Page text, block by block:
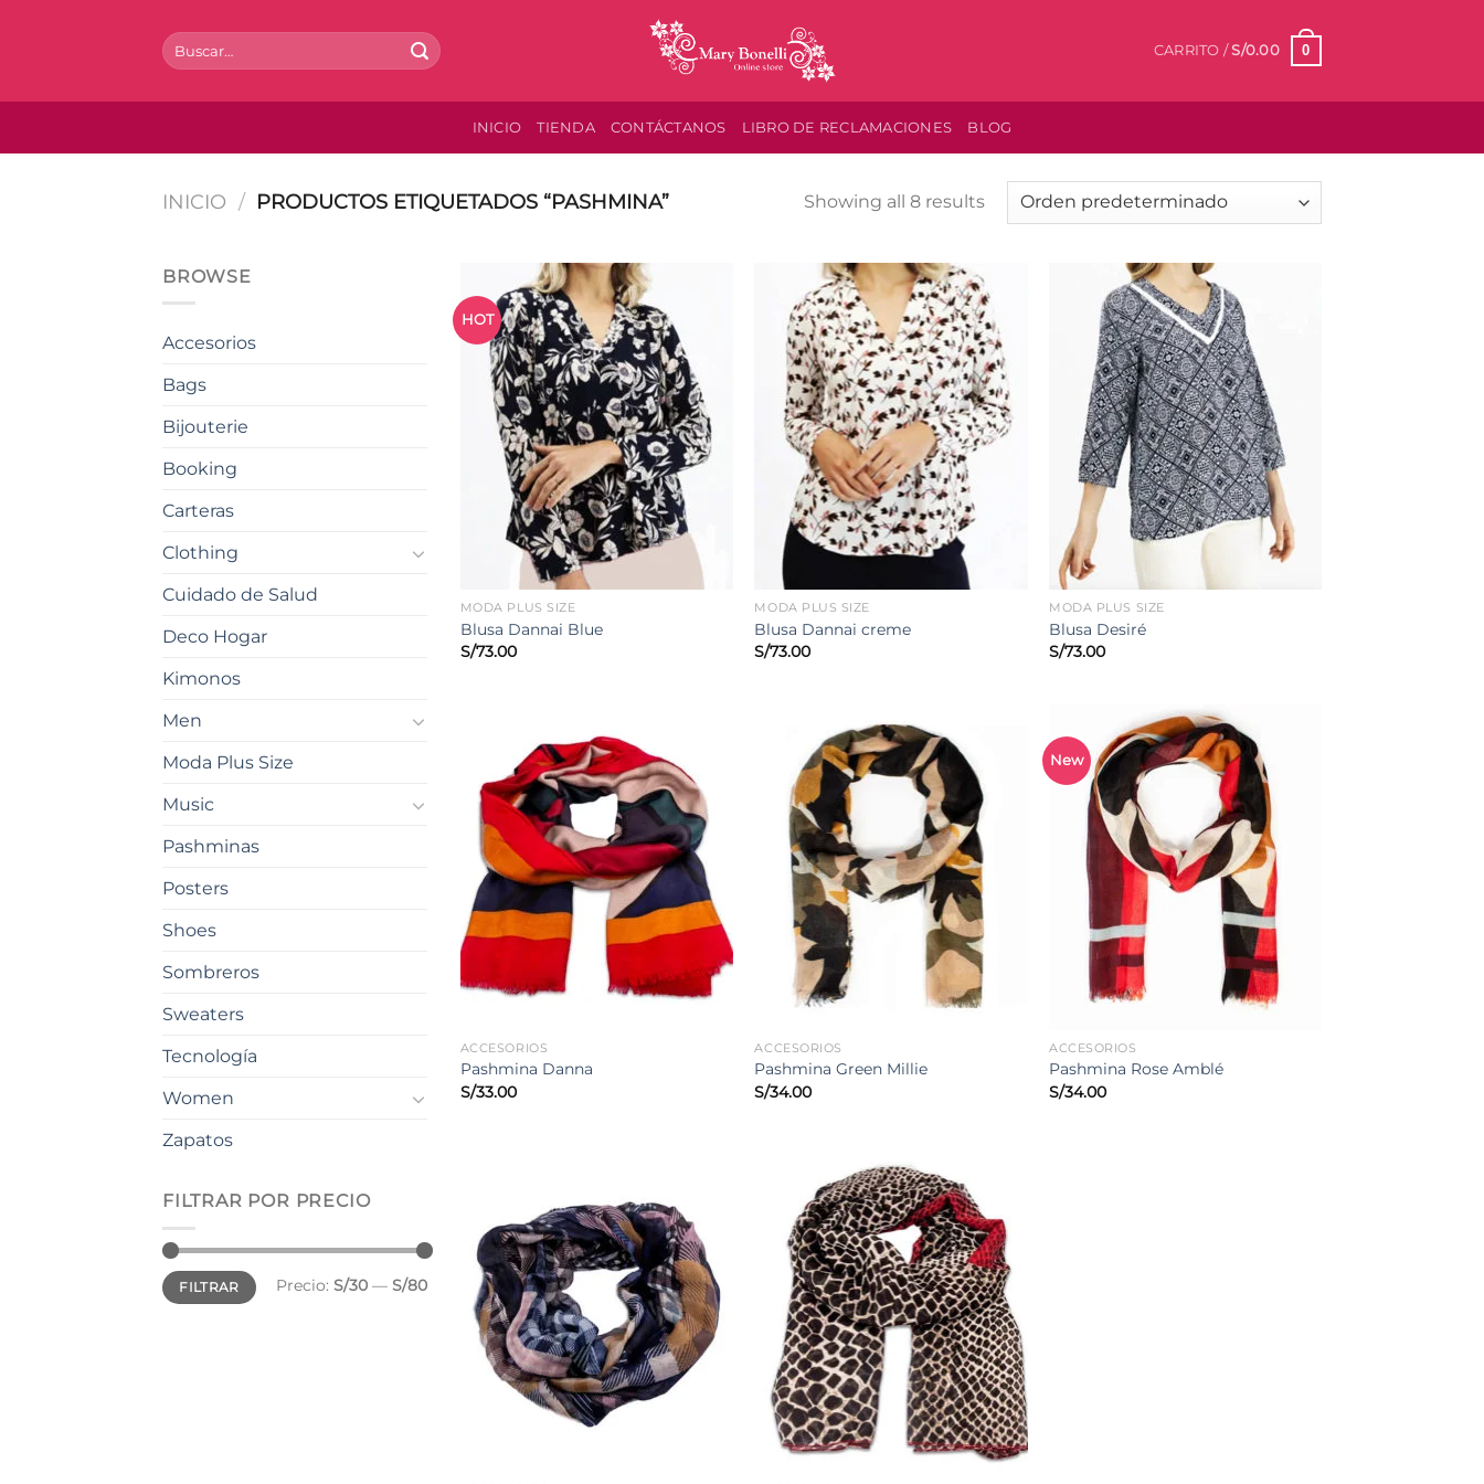
Buscar
por:
CARRITO /S/0.00 0
INICIO TIENDA CONTÁCTANOS LIBRO DE RECLAMACIONES BLOG
INICIO / PRODUCTOS ETIQUETADOS “PASHMINA” Showing all 8 results
BROWSE
Accesorios
Bags
Bijouterie
Booking
Carteras
Clothing
Cuidado de Salud
Deco Hogar
Kimonos
Men
Moda Plus Size
Music
Pashminas
Posters
Shoes
Sombreros
Sweaters
Tecnología
Women
Zapatos
FILTRAR POR PRECIO
Precio
mínimo
Precio
máximo
FILTRAR Precio: S/30 — S/80
HOT
MODA PLUS SIZE
Blusa Dannai Blue
S/73.00
MODA PLUS SIZE
Blusa Dannai creme
S/73.00
MODA PLUS SIZE
Blusa Desiré
S/73.00
ACCESORIOS
Pashmina Danna
S/33.00
ACCESORIOS
Pashmina Green Millie
S/34.00
New
ACCESORIOS
Pashmina Rose Amblé
S/34.00